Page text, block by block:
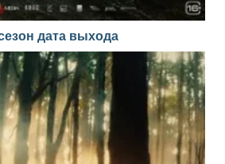
дата выхода